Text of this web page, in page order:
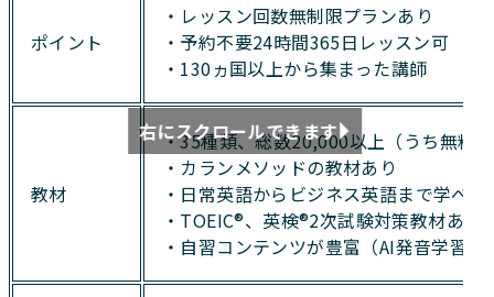
ポイント
・レッスン回数無制限プランあり
・予約不要24時間365日レッスン可
・130ヵ国以上から集まった講師
教材
・35種類、総数20,000以上（うち無料
・カランメソッドの教材あり
・日常英語からビジネス英語まで学べる
・TOEIC®、英検®2次試験対策教材あり
・自習コンテンツが豊富（AI発音学習ア
右にスクロールできます